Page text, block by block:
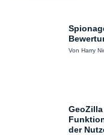
Von Harry
der